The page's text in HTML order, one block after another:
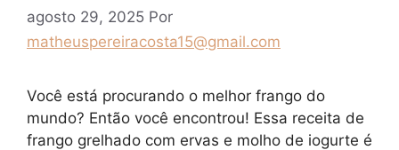
agosto 29, 2025 Por
matheuspereiracosta15@gmail.com
Você está procurando o melhor frango do
mundo? Então você encontrou! Essa receita de
frango grelhado com ervas e molho de iogurte é